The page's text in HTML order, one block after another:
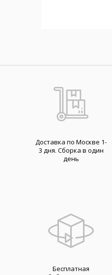
Доставка по Москве 1-
3 дня. Cборка в один
день
Бесплатная